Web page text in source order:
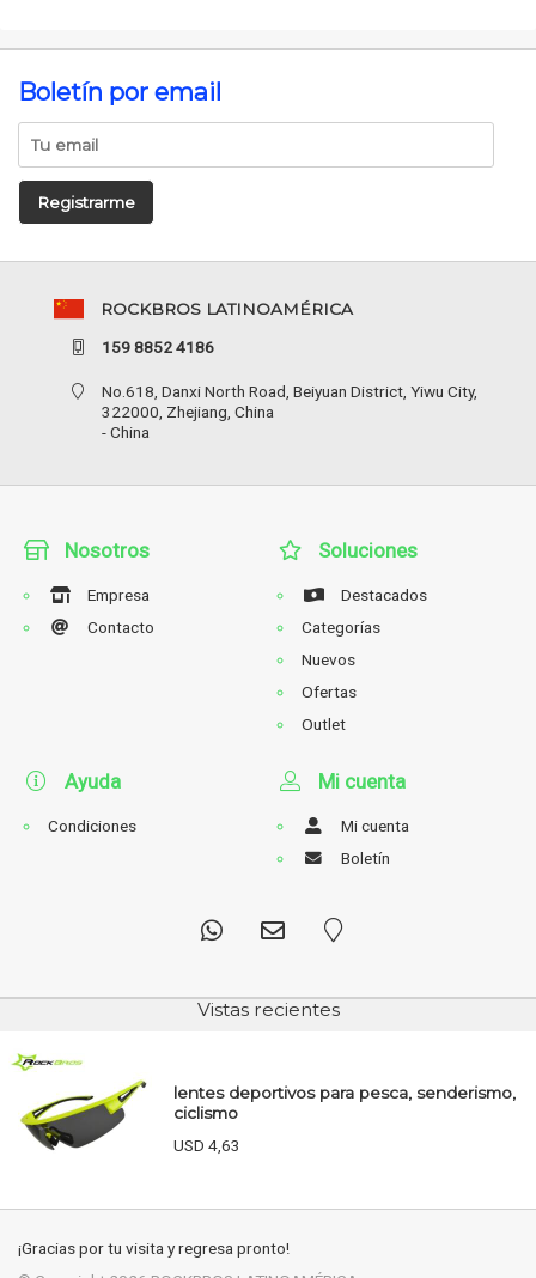
Boletín por email
Registrarme
ROCKBROS LATINOAMÉRICA
159 8852 4186
No.618, Danxi North Road, Beiyuan District, Yiwu City,
322000, Zhejiang, China
- China
Nosotros
Empresa
Contacto
Soluciones
Destacados
Categorías
Nuevos
Ofertas
Outlet
Ayuda
Condiciones
Mi cuenta
Mi cuenta
Boletín
Vistas recientes
lentes deportivos para pesca, senderismo,
ciclismo
USD 4,63
¡Gracias por tu visita y regresa pronto!